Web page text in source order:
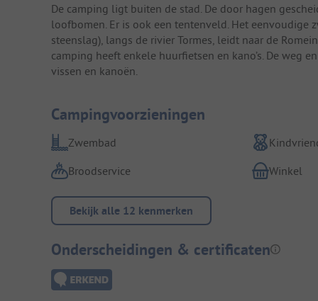
De camping ligt buiten de stad. De door hagen
loofbomen. Er is ook een tentenveld. Het eenvoudige
steenslag), langs de rivier Tormes, leidt naar de
camping heeft enkele huurfietsen en kano’s. De weg
vissen en kanoën.
Campingvoorzieningen
Zwembad
Broodservice
Winkel
Bekijk alle 12 kenmerken
Onderscheidingen & certificaten